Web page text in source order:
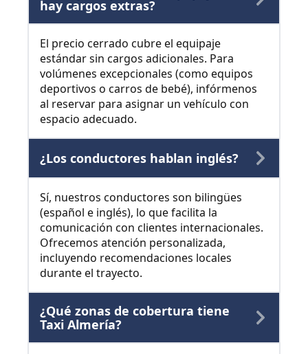
hay cargos extras?
El precio cerrado cubre el equipaje
estándar sin cargos adicionales. Para
volúmenes excepcionales (como equipos
deportivos o carros de bebé), infórmenos
al reservar para asignar un vehículo con
espacio adecuado.
¿Los conductores hablan inglés?
Sí, nuestros conductores son bilingües
(español e inglés), lo que facilita la
comunicación con clientes internacionales.
Ofrecemos atención personalizada,
incluyendo recomendaciones locales
durante el trayecto.
¿Qué zonas de cobertura tiene
Taxi Almería?